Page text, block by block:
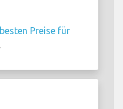
besten Preise für